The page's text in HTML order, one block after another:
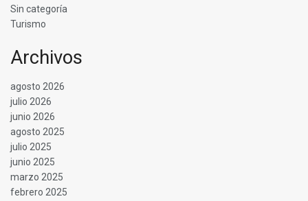
Sin categoría
Turismo
Archivos
agosto 2026
julio 2026
junio 2026
agosto 2025
julio 2025
junio 2025
marzo 2025
febrero 2025